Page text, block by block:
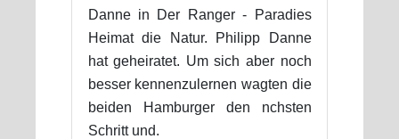
Danne in Der Ranger - Paradies
Heimat die Natur. Philipp Danne
hat geheiratet. Um sich aber noch
besser kennenzulernen wagten die
beiden Hamburger den nchsten
Schritt und.